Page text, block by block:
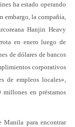
ha estado operando
embargo, la compañía,
Hanjin Heavy
en enero luego de
de dólares de bancos
corporativos
de empleos locales»,
en préstamos
para encontrar